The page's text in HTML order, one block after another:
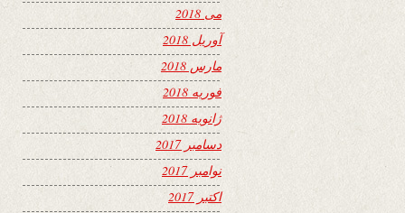
می 2018
آوریل 2018
مارس 2018
فوریه 2018
ژانویه 2018
دسامبر 2017
نوامبر 2017
اکتبر 2017